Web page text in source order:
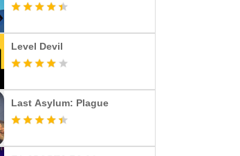
Level Devil
Last Asylum: Plague